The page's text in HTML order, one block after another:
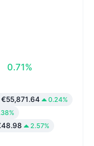
0.71%
€55,871.64 0.24%
2.57%